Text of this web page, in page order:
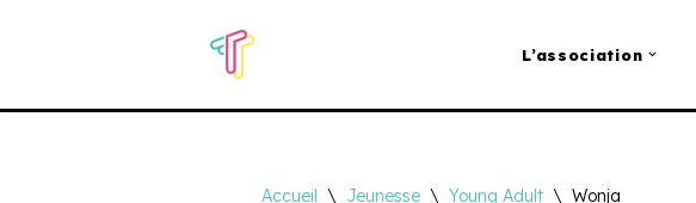
contenu
L’association
Accueil \ Jeunesse \ Young Adult \ Wonja